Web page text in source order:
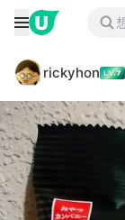
rickyhon